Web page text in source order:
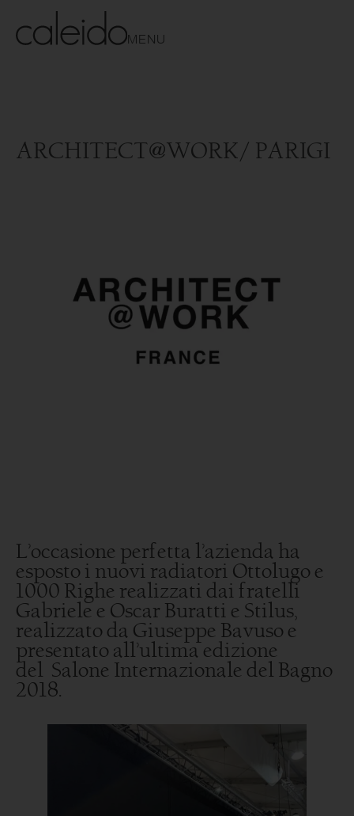
MENU
ARCHITECT@WORK/ PARIGI
L’occasione perfetta l’azienda ha
esposto i nuovi radiatori Ottolugo e
1000 Righe realizzati dai fratelli
Gabriele e Oscar Buratti e Stilus,
realizzato da Giuseppe Bavuso e
presentato all’ultima edizione
del Salone Internazionale del Bagno
2018.